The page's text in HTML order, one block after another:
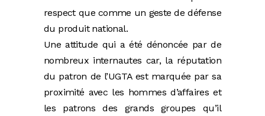
respect que comme un geste de défense
du produit national.
Une attitude qui a été dénoncée par de
nombreux internautes car, la réputation
du patron de l’UGTA est marquée par sa
proximité avec les hommes d’affaires et
les patrons des grands groupes qu’il